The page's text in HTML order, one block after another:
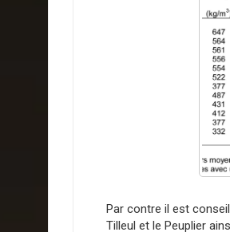
Par contre il est
Tilleul et le Peuplier